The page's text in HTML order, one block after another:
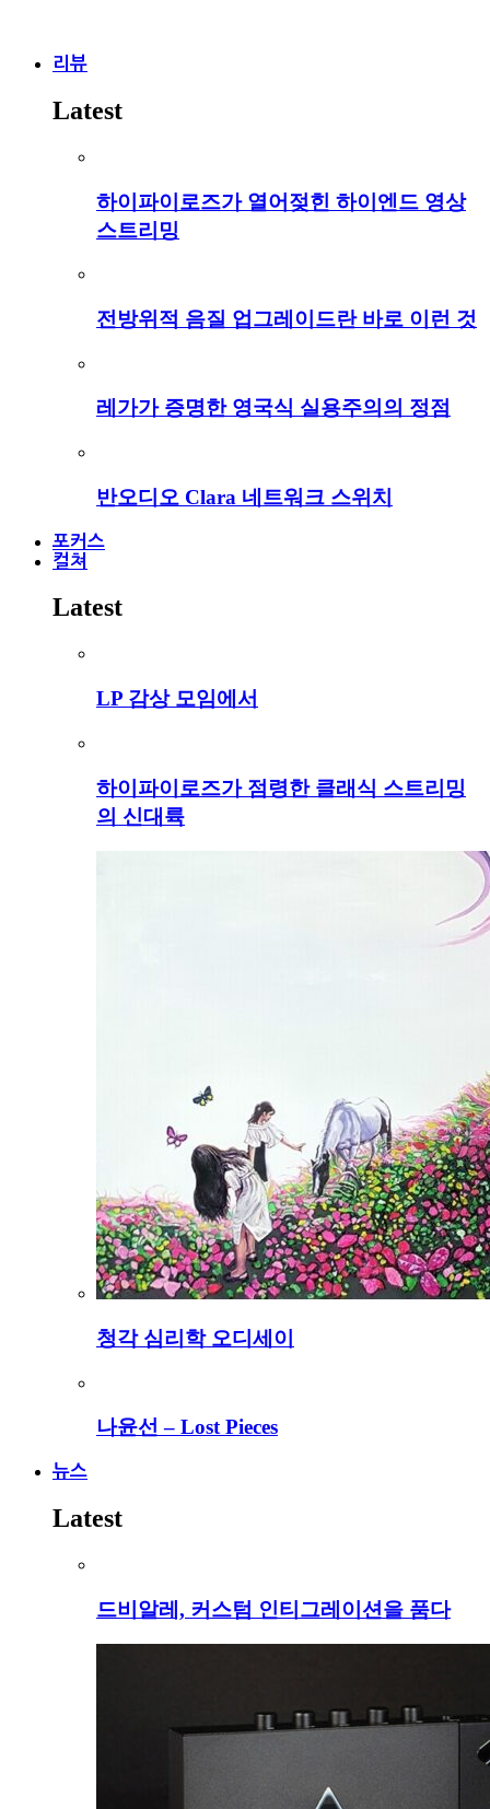
리뷰
Latest
하이파이로즈가 열어젖힌 하이엔드 영상
스트리밍
전방위적 음질 업그레이드란 바로 이런 것
레가가 증명한 영국식 실용주의의 정점
반오디오 Clara 네트워크 스위치
포커스
컬쳐
Latest
LP 감상 모임에서
하이파이로즈가 점령한 클래식 스트리밍
의 신대륙
청각 심리학 오디세이
나윤선 – Lost Pieces
뉴스
Latest
드비알레, 커스텀 인티그레이션을 품다